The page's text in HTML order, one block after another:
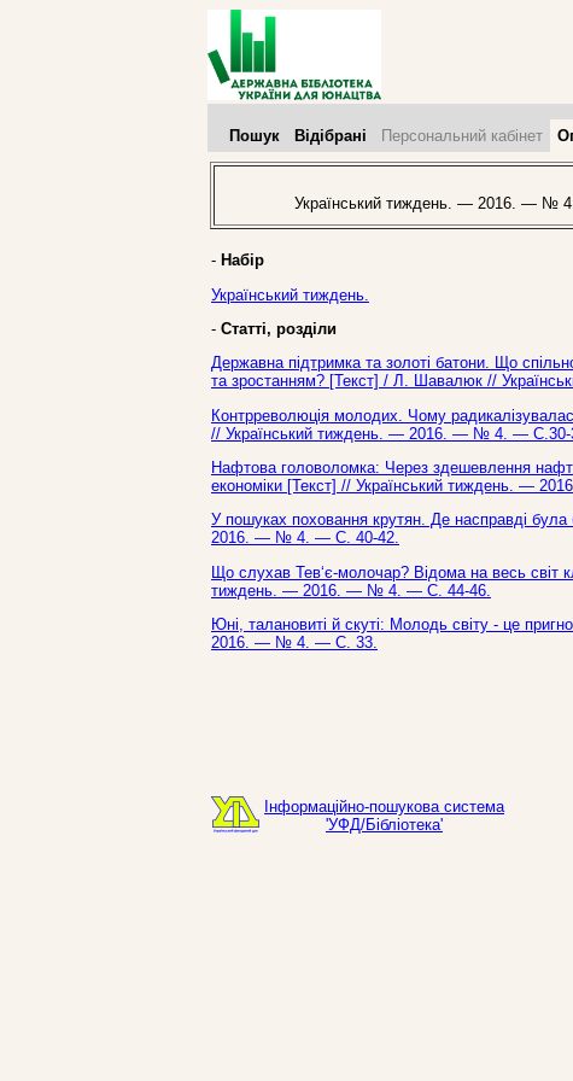
Пошук Відібрані Персональний кабінет
Український тиждень. — 2016. — №
- Набір
Український тиждень.
- Статті, розділи
Державна підтримка та золоті батони. Що
та зростанням? [Текст] / Л. Шавалюк //
Контрреволюція молодих. Чому
// Український тиждень. — 2016. — № 4. — С.30-
Нафтова головоломка: Через здешевлення нафти
економіки [Текст] // Український тиждень. —
У пошуках поховання крутян. Де насправді
2016. — № 4. — С. 40-42.
Що слухав Тев‘є-молочар? Відома на весь світ
тиждень. — 2016. — № 4. — С. 44-46.
Юні, талановиті й скуті: Молодь світу - це
2016. — № 4. — С. 33.
Інформаційно-пошукова система
'УФД/Бібліотека'